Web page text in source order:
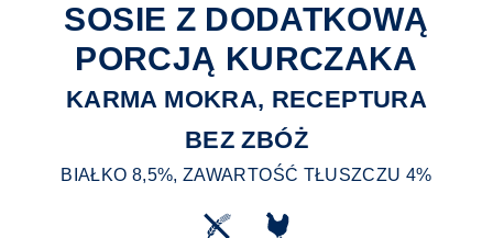
SOSIE Z DODATKOWĄ
PORCJĄ KURCZAKA
KARMA MOKRA, RECEPTURA
BEZ ZBÓŻ
BIAŁKO 8,5%, ZAWARTOŚĆ TŁUSZCZU 4%